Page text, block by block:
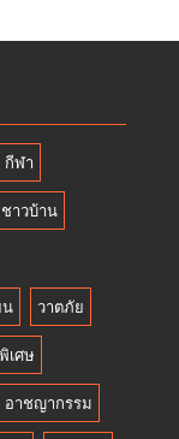
กีฬา
ชาวบ้าน
น วาตภัย
เศษ
อาชญากรรม